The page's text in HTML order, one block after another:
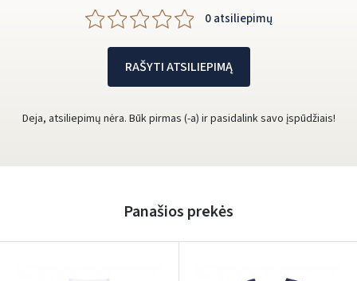
0 atsiliepimų
RAŠYTI ATSILIEPIMĄ
Deja, atsiliepimų nėra. Būk pirmas (-a) ir pasidalink savo įspūdžiais!
Panašios prekės